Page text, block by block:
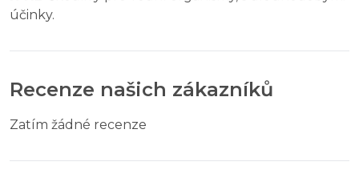
účinky.
Recenze našich zákazníků
Zatím žádné recenze